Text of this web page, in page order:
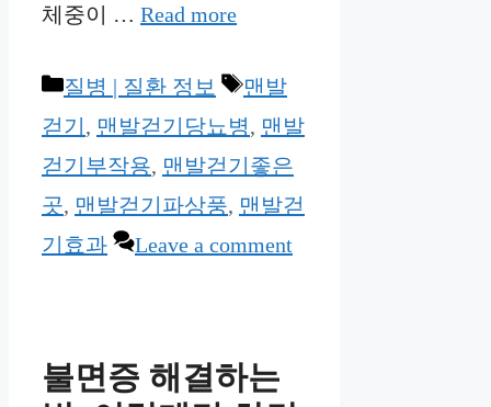
체중이 … Read more
Categories
질병 | 질환 정보 Tags
맨발
걷기 , 맨발걷기당뇨병, 맨발
걷기부작용, 맨발걷기좋은
곳, 맨발걷기파상풍, 맨발걷
기효과
Leave a comment
불면증 해결하는